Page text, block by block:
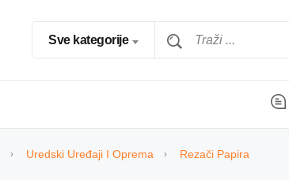
Sve kategorije
Uredski Uređaji I Oprema Rezači Papira